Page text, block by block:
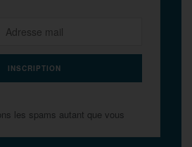
les spams autant que vous